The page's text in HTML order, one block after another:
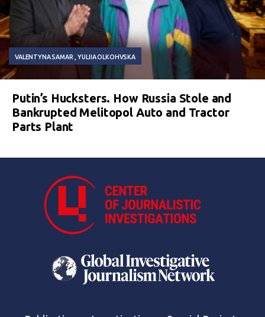
VALENTYNA SAMAR YULIIA OLKOHVSKA
Putin’s Hucksters. How Russia Stole and
Bankrupted Melitopol Auto and Tractor
Parts Plant